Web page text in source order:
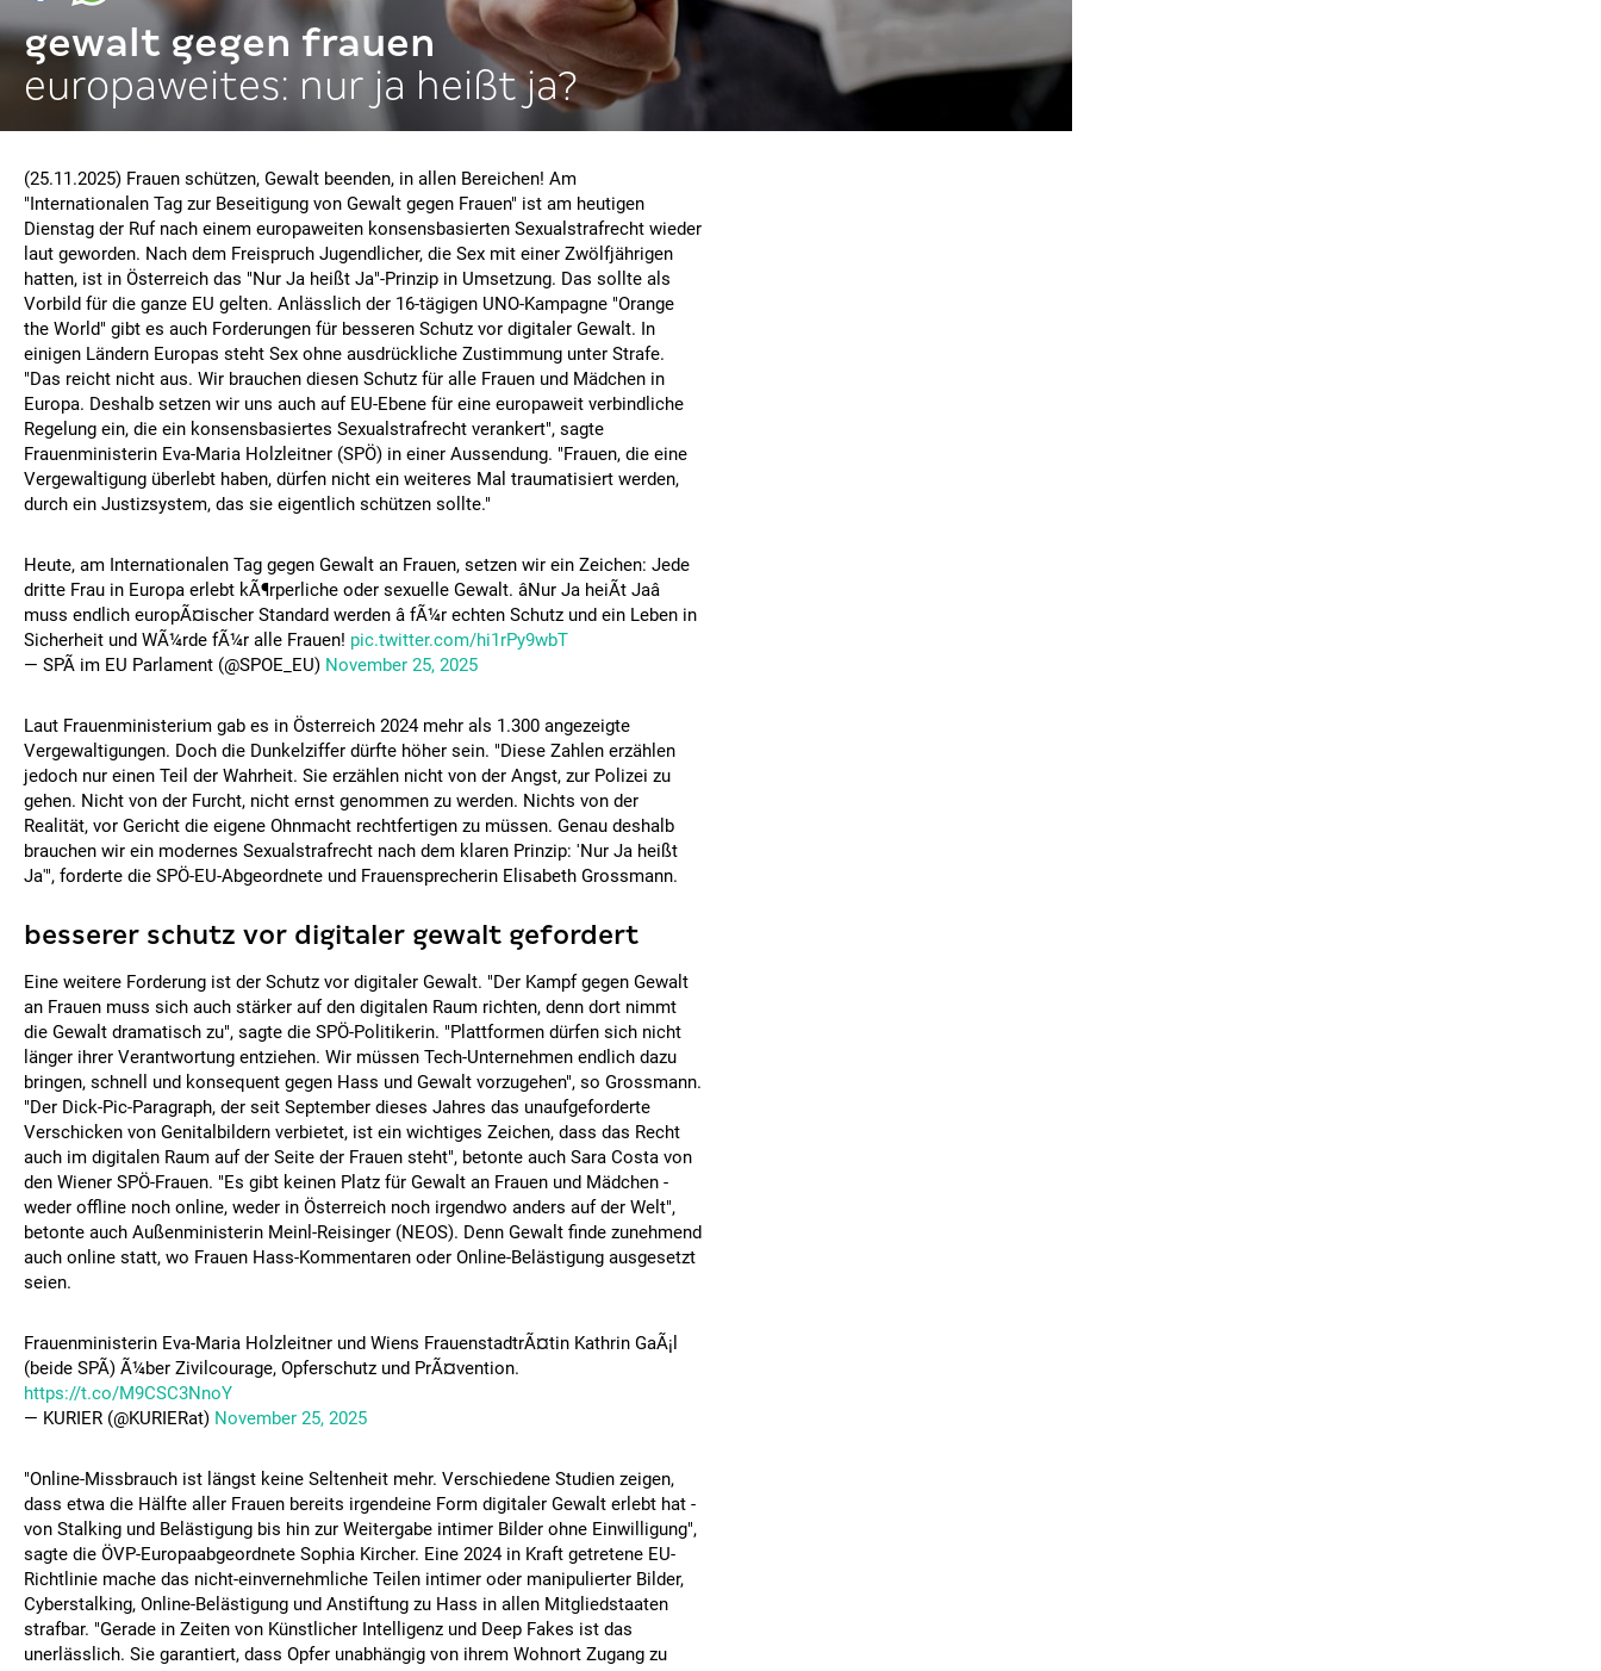
gewalt gegen frauen
europaweites: nur ja heißt ja?
(25.11.2025) Frauen schützen, Gewalt beenden, in allen Bereichen! Am
"Internationalen Tag zur Beseitigung von Gewalt gegen Frauen" ist am heutigen
Dienstag der Ruf nach einem europaweiten konsensbasierten Sexualstrafrecht wieder
laut geworden. Nach dem Freispruch Jugendlicher, die Sex mit einer Zwölfjährigen
hatten, ist in Österreich das "Nur Ja heißt Ja"-Prinzip in Umsetzung. Das sollte als
Vorbild für die ganze EU gelten. Anlässlich der 16-tägigen UNO-Kampagne "Orange
the World" gibt es auch Forderungen für besseren Schutz vor digitaler Gewalt. In
einigen Ländern Europas steht Sex ohne ausdrückliche Zustimmung unter Strafe.
"Das reicht nicht aus. Wir brauchen diesen Schutz für alle Frauen und Mädchen in
Europa. Deshalb setzen wir uns auch auf EU-Ebene für eine europaweit verbindliche
Regelung ein, die ein konsensbasiertes Sexualstrafrecht verankert", sagte
Frauenministerin Eva-Maria Holzleitner (SPÖ) in einer Aussendung. "Frauen, die eine
Vergewaltigung überlebt haben, dürfen nicht ein weiteres Mal traumatisiert werden,
durch ein Justizsystem, das sie eigentlich schützen sollte."
Heute, am Internationalen Tag gegen Gewalt an Frauen, setzen wir ein Zeichen: Jede
dritte Frau in Europa erlebt kÃ¶rperliche oder sexuelle Gewalt. âNur Ja heiÃt Jaâ
muss endlich europÃ¤ischer Standard werden â fÃ¼r echten Schutz und ein Leben in
Sicherheit und WÃ¼rde fÃ¼r alle Frauen! pic.twitter.com/hi1rPy9wbT
— SPÃ im EU Parlament (@SPOE_EU) November 25, 2025
Laut Frauenministerium gab es in Österreich 2024 mehr als 1.300 angezeigte
Vergewaltigungen. Doch die Dunkelziffer dürfte höher sein. "Diese Zahlen erzählen
jedoch nur einen Teil der Wahrheit. Sie erzählen nicht von der Angst, zur Polizei zu
gehen. Nicht von der Furcht, nicht ernst genommen zu werden. Nichts von der
Realität, vor Gericht die eigene Ohnmacht rechtfertigen zu müssen. Genau deshalb
brauchen wir ein modernes Sexualstrafrecht nach dem klaren Prinzip: 'Nur Ja heißt
Ja'", forderte die SPÖ-EU-Abgeordnete und Frauensprecherin Elisabeth Grossmann.
besserer schutz vor digitaler gewalt gefordert
Eine weitere Forderung ist der Schutz vor digitaler Gewalt. "Der Kampf gegen Gewalt
an Frauen muss sich auch stärker auf den digitalen Raum richten, denn dort nimmt
die Gewalt dramatisch zu", sagte die SPÖ-Politikerin. "Plattformen dürfen sich nicht
länger ihrer Verantwortung entziehen. Wir müssen Tech-Unternehmen endlich dazu
bringen, schnell und konsequent gegen Hass und Gewalt vorzugehen", so Grossmann.
"Der Dick-Pic-Paragraph, der seit September dieses Jahres das unaufgeforderte
Verschicken von Genitalbildern verbietet, ist ein wichtiges Zeichen, dass das Recht
auch im digitalen Raum auf der Seite der Frauen steht", betonte auch Sara Costa von
den Wiener SPÖ-Frauen. "Es gibt keinen Platz für Gewalt an Frauen und Mädchen -
weder offline noch online, weder in Österreich noch irgendwo anders auf der Welt",
betonte auch Außenministerin Meinl-Reisinger (NEOS). Denn Gewalt finde zunehmend
auch online statt, wo Frauen Hass-Kommentaren oder Online-Belästigung ausgesetzt
seien.
Frauenministerin Eva-Maria Holzleitner und Wiens FrauenstadtrÃ¤tin Kathrin GaÃ¡l
(beide SPÃ) Ã¼ber Zivilcourage, Opferschutz und PrÃ¤vention.
https://t.co/M9CSC3NnoY
— KURIER (@KURIERat) November 25, 2025
"Online-Missbrauch ist längst keine Seltenheit mehr. Verschiedene Studien zeigen,
dass etwa die Hälfte aller Frauen bereits irgendeine Form digitaler Gewalt erlebt hat -
von Stalking und Belästigung bis hin zur Weitergabe intimer Bilder ohne Einwilligung",
sagte die ÖVP-Europaabgeordnete Sophia Kircher. Eine 2024 in Kraft getretene EU-
Richtlinie mache das nicht-einvernehmliche Teilen intimer oder manipulierter Bilder,
Cyberstalking, Online-Belästigung und Anstiftung zu Hass in allen Mitgliedstaaten
strafbar. "Gerade in Zeiten von Künstlicher Intelligenz und Deep Fakes ist das
unerlässlich. Sie garantiert, dass Opfer unabhängig von ihrem Wohnort Zugang zu